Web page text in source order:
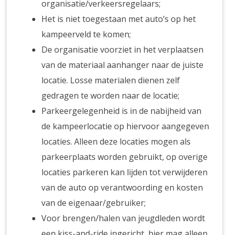
organisatie/verkeersregelaars;
Het is niet toegestaan met auto’s op het
kampeerveld te komen;
De organisatie voorziet in het verplaatsen
van de materiaal aanhanger naar de juiste
locatie. Losse materialen dienen zelf
gedragen te worden naar de locatie;
Parkeergelegenheid is in de nabijheid van
de kampeerlocatie op hiervoor aangegeven
locaties. Alleen deze locaties mogen als
parkeerplaats worden gebruikt, op overige
locaties parkeren kan lijden tot verwijderen
van de auto op verantwoording en kosten
van de eigenaar/gebruiker;
Voor brengen/halen van jeugdleden wordt